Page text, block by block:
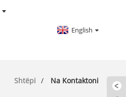
English
Shtëpi Na Kontaktoni